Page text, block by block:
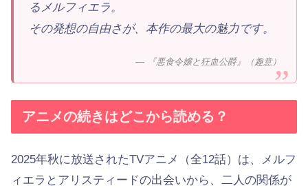
るメルフィエラ。
その発想の自由さが、本作の最大の魅力です。
— 『悪食令嬢と狂血公爵』（趣意）
アニメの続きはどこから読める？
2025年秋に放送されたTVアニメ（全12話）は、メルフ
ィエラとアリスティードの出会いから、二人の関係が